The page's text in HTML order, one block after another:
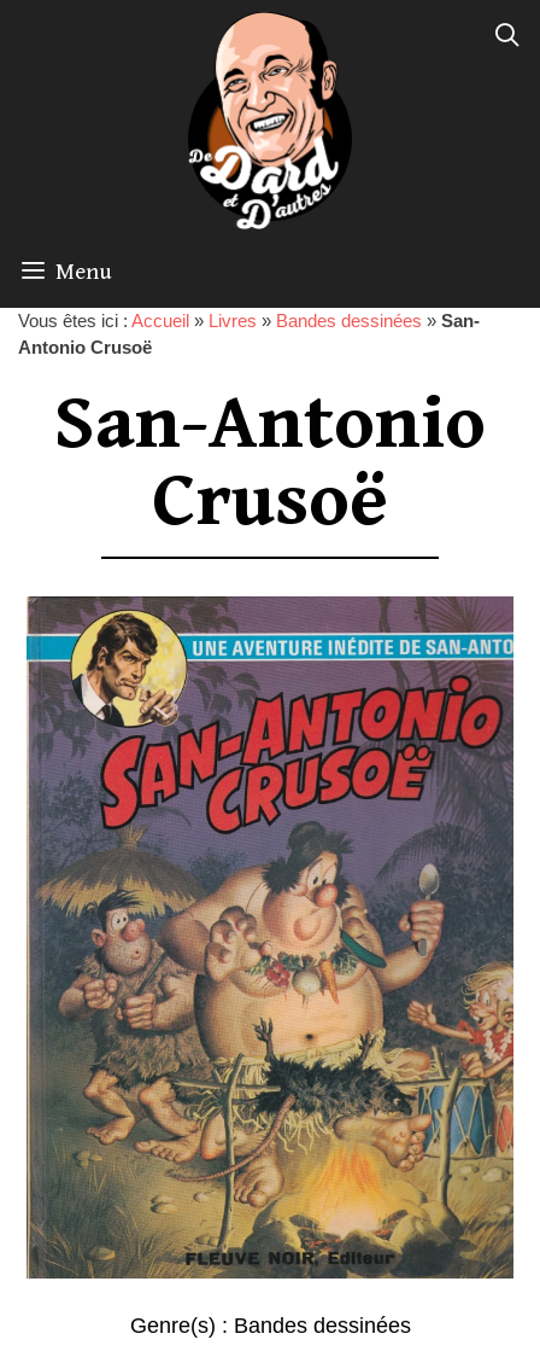
Menu
Vous êtes ici : Accueil » Livres » Bandes dessinées » San-
Antonio Crusoë
San-Antonio
Crusoë
Genre(s) : Bandes dessinées